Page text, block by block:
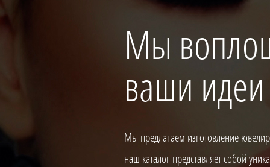
Мы
ваши идеи
Мы предлагаем изготовление
наш каталог представляет собой